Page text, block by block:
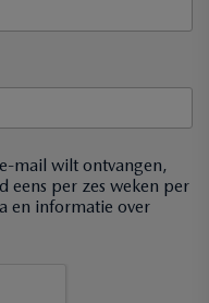
mail wilt ontvangen,
eens per zes weken per
en informatie over